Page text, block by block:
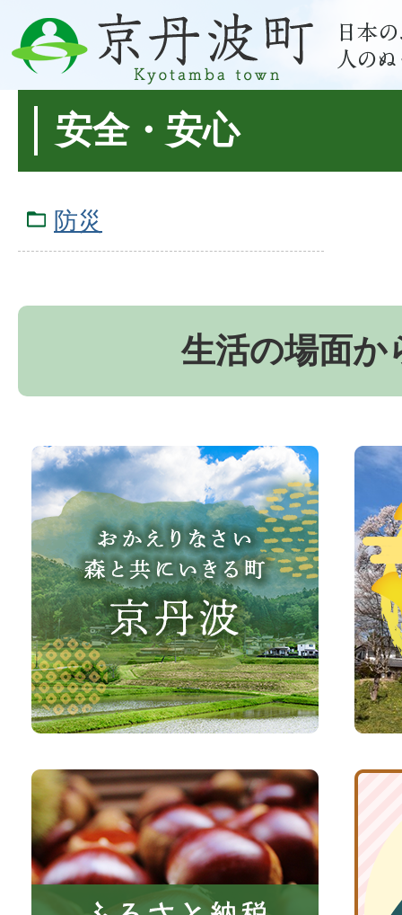
安全・安心
防災
生活の場面か
お
か
え
り
な
さ
い、
森
共
に
い
き
京
波
町
観
光
サ
イ
ふ
る
さ
と
京
波
子